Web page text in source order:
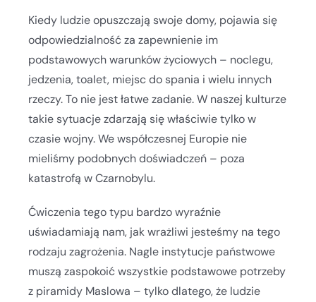
Kiedy ludzie opuszczają swoje domy, pojawia się
odpowiedzialność za zapewnienie im
podstawowych warunków życiowych – noclegu,
jedzenia, toalet, miejsc do spania i wielu innych
rzeczy. To nie jest łatwe zadanie. W naszej kulturze
takie sytuacje zdarzają się właściwie tylko w
czasie wojny. We współczesnej Europie nie
mieliśmy podobnych doświadczeń – poza
katastrofą w Czarnobylu.
Ćwiczenia tego typu bardzo wyraźnie
uświadamiają nam, jak wrażliwi jesteśmy na tego
rodzaju zagrożenia. Nagle instytucje państwowe
muszą zaspokoić wszystkie podstawowe potrzeby
z piramidy Maslowa – tylko dlatego, że ludzie